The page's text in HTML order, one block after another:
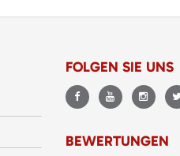
FOLGEN SIE UNS
BEWERTUNGEN